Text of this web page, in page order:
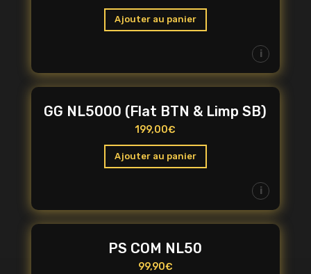
Ajouter au panier
i
GG NL5000 (Flat BTN & Limp SB)
199,00€
Ajouter au panier
i
PS COM NL50
99,90€